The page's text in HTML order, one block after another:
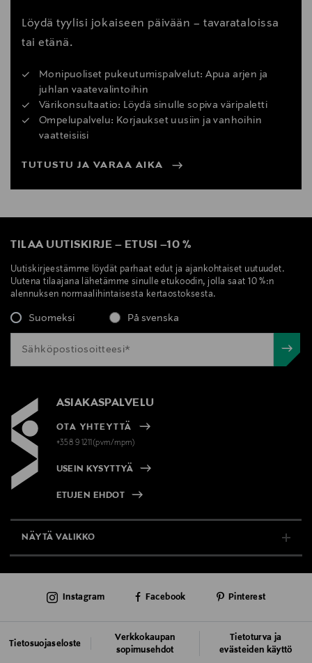
Löydä tyylisi jokaiseen päivään – tavarataloissa
tai etänä.
Monipuoliset pukeutumispalvelut: Apua arjen ja
juhlan vaatevalintoihin
Värikonsultaatio: Löydä sinulle sopiva väripaletti
Ompelupalvelu: Korjaukset uusiin ja vanhoihin
vaatteisiisi
TUTUSTU JA VARAA AIKA
TILAA UUTISKIRJE – ETUSI –10 %
Uutiskirjeestämme löydät parhaat edut ja ajankohtaiset uutuudet.
Uutena tilaajana lähetämme sinulle etukoodin, jolla saat 10 %:n
alennuksen normaalihintaisesta kertaostoksesta.
Suomeksi På svenska
ASIAKASPALVELU
OTA YHTEYTTÄ
+358 9 1211(pvm/mpm)
USEIN KYSYTTYÄ
ETUJEN EHDOT
NÄYTÄ VALIKKO
AJANKOHTAISTA
Tietosuojaseloste
Verkkokaupan
sopimusehdot
Tietoturva ja
evästeiden käyttö
Instagram Facebook Pinterest